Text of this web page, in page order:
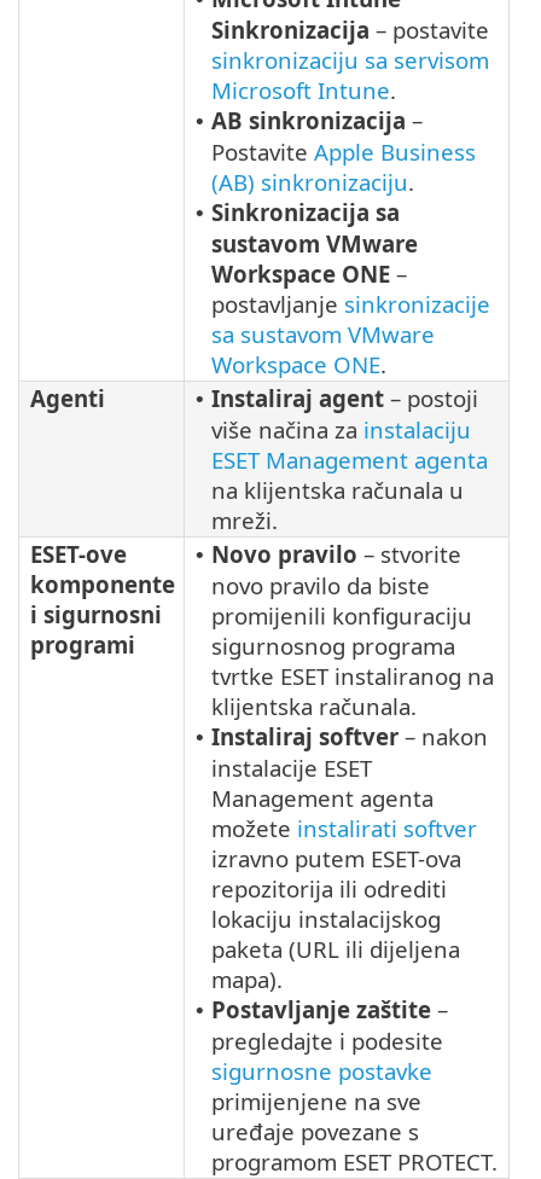
Sinkronizacija – postavite
sinkronizaciju sa servisom
Microsoft Intune.
• AB sinkronizacija –
Postavite Apple Business
(AB) sinkronizaciju.
• Sinkronizacija sa
sustavom VMware
Workspace ONE –
postavljanje sinkronizacije
sa sustavom VMware
Workspace ONE.
Agenti
• Instaliraj agent – postoji
više načina za instalaciju
ESET Management agenta
na klijentska računala u
mreži.
ESET-ove
komponente
i sigurnosni
programi
• Novo pravilo – stvorite
novo pravilo da biste
promijenili konfiguraciju
sigurnosnog programa
tvrtke ESET instaliranog na
klijentska računala.
• Instaliraj softver – nakon
instalacije ESET
Management agenta
možete instalirati softver
izravno putem ESET-ova
repozitorija ili odrediti
lokaciju instalacijskog
paketa (URL ili dijeljena
mapa).
• Postavljanje zaštite –
pregledajte i podesite
sigurnosne postavke
primijenjene na sve
uređaje povezane s
programom ESET PROTECT.